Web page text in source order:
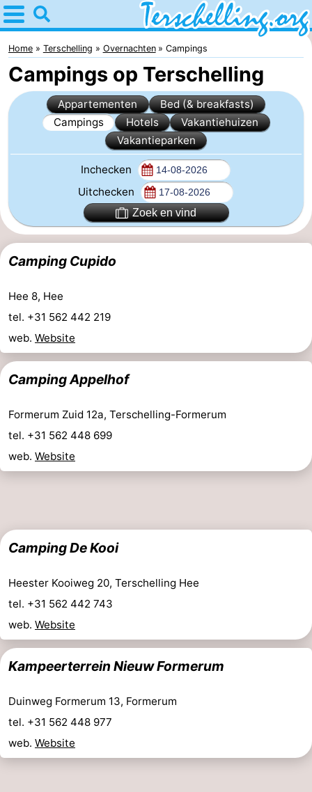
Home
Terschelling
Tips
Voor
Jongeren
Overnachten
Appartementen
-
Kaap
-
Résidence
Terschelling
Strandappartementen
West
-
Tjermelân
Bed
Vakantiehuizen
-
De
Riesen
-
Elements
-
Schuttersbos
-
Tjermelân
Last
minutes
Strand
Home Terschelling Overnachten Campings
Campings op Terschelling
Appartementen
Bed (& breakfasts)
Campings
Hotels
Vakantiehuizen
Vakantieparken
Inchecken
Uitchecken
Zoek en vind
Camping Cupido
Hee 8, Hee
tel. +31 562 442 219
web. Website
Camping Appelhof
Formerum Zuid 12a, Terschelling-Formerum
tel. +31 562 448 699
web. Website
Camping De Kooi
Heester Kooiweg 20, Terschelling Hee
tel. +31 562 442 743
web. Website
Kampeerterrein Nieuw Formerum
Duinweg Formerum 13, Formerum
tel. +31 562 448 977
web. Website